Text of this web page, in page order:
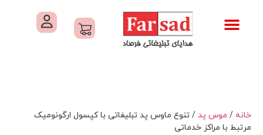
خانه / موس پد/ تنوع ماوس پد تبلیغاتی با کپسول ارگونومیک
مرتبط با مراکز خدماتی